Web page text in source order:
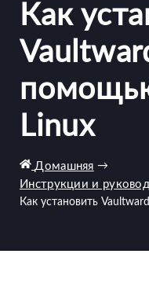
Как
Linux
Домашняя →
Инструкции и
Как установить